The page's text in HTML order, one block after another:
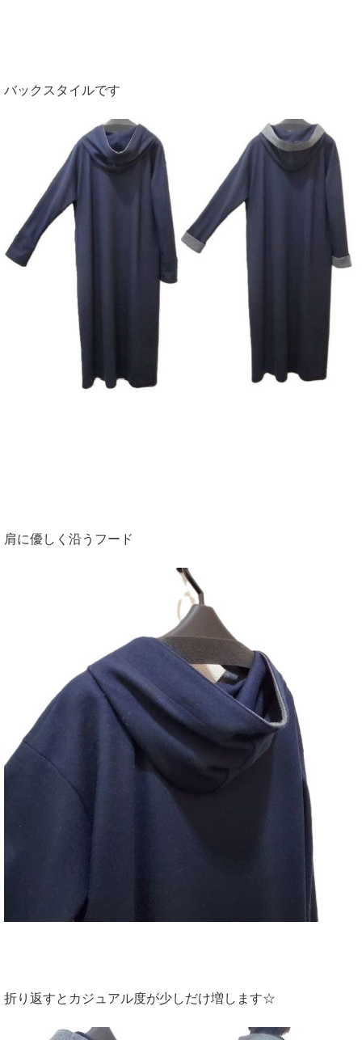
バックスタイルです
肩に優しく沿うフード
折り返すとカジュアル度が少しだけ増します☆